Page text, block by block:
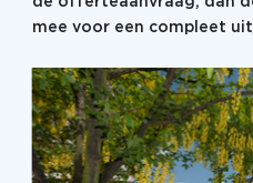
mee voor een compleet